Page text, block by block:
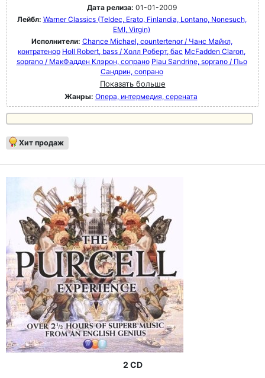
Дата релиза: 01-01-2009
Лейбл: Warner Classics (Teldec, Erato, Finlandia, Lontano, Nonesuch,
EMI, Virgin)
Исполнители: Chance Michael, countertenor / Чанс Майкл,
контратенор Holl Robert, bass / Холл Роберт, бас McFadden Claron,
soprano / МакФадден Клэрон, сопрано Piau Sandrine, soprano / Пьо
Сандрин, сопрано
Показать больше
Жанры: Опера, интермедия, серената
Хит продаж
2 CD